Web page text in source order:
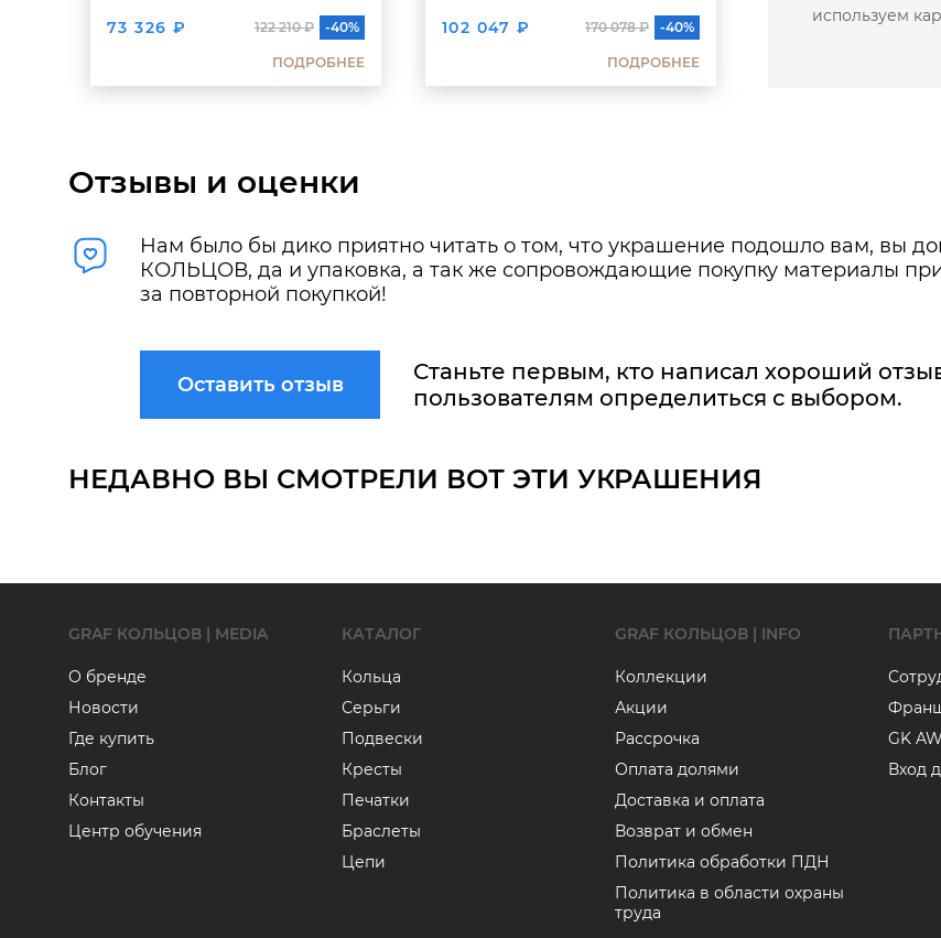
73 326 ₽ 122 210 ₽ -40%
ПОДРОБНЕЕ
102 047 ₽ 170 078 ₽ -40%
ПОДРОБНЕЕ
46 445 ₽
используем
Отзывы и оценки
Нам было бы дико приятно читать о том, что украшение подошло вам, вы
КОЛЬЦОВ, да и упаковка, а так же сопровождающие покупку материалы
за повторной покупкой!
Оставить отзыв
Станьте первым, кто написал хороший
пользователям определиться с выбором.
НЕДАВНО ВЫ СМОТРЕЛИ ВОТ ЭТИ УКРАШЕНИЯ
GRAF КОЛЬЦОВ | MEDIA
О бренде
Новости
Где купить
Блог
Контакты
Центр обучения
КАТАЛОГ
Кольца
Серьги
Подвески
Кресты
Печатки
Браслеты
Цепи
GRAF КОЛЬЦОВ | INFO
Коллекции
Акции
Рассрочка
Оплата долями
Доставка и оплата
Возврат и обмен
Политика обработки ПДН
Политика в области охраны
труда
GK
Вход